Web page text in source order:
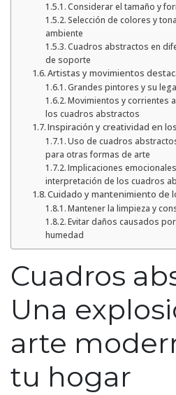
Considerar el tamaño y
Selección de colores y
ambiente
Cuadros abstractos en
de soporte
Artistas y movimientos
Grandes pintores y su
Movimientos y corrientes
los cuadros abstractos
Inspiración y creatividad en
Uso de cuadros
para otras formas de arte
Implicaciones
interpretación de los cuadros
Cuidado y mantenimiento de
Mantener la limpieza y
Evitar daños causados
humedad
Cuadros
Una
arte
tu hogar